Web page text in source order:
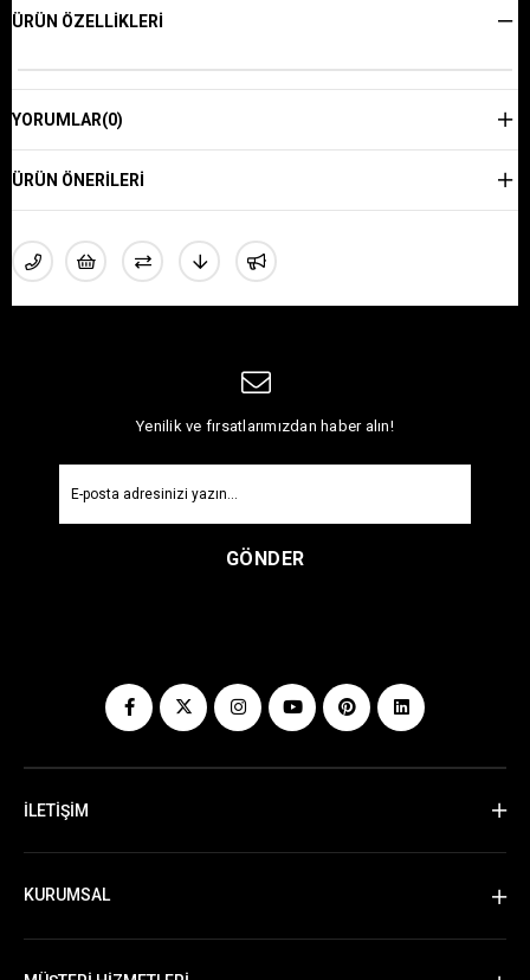
ÜRÜN ÖZELLIKLERI
YORUMLAR(0)
ÜRÜN ÖNERILERI
Yenilik ve fırsatlarımızdan haber alın!
GÖNDER
İLETİŞİM
KURUMSAL